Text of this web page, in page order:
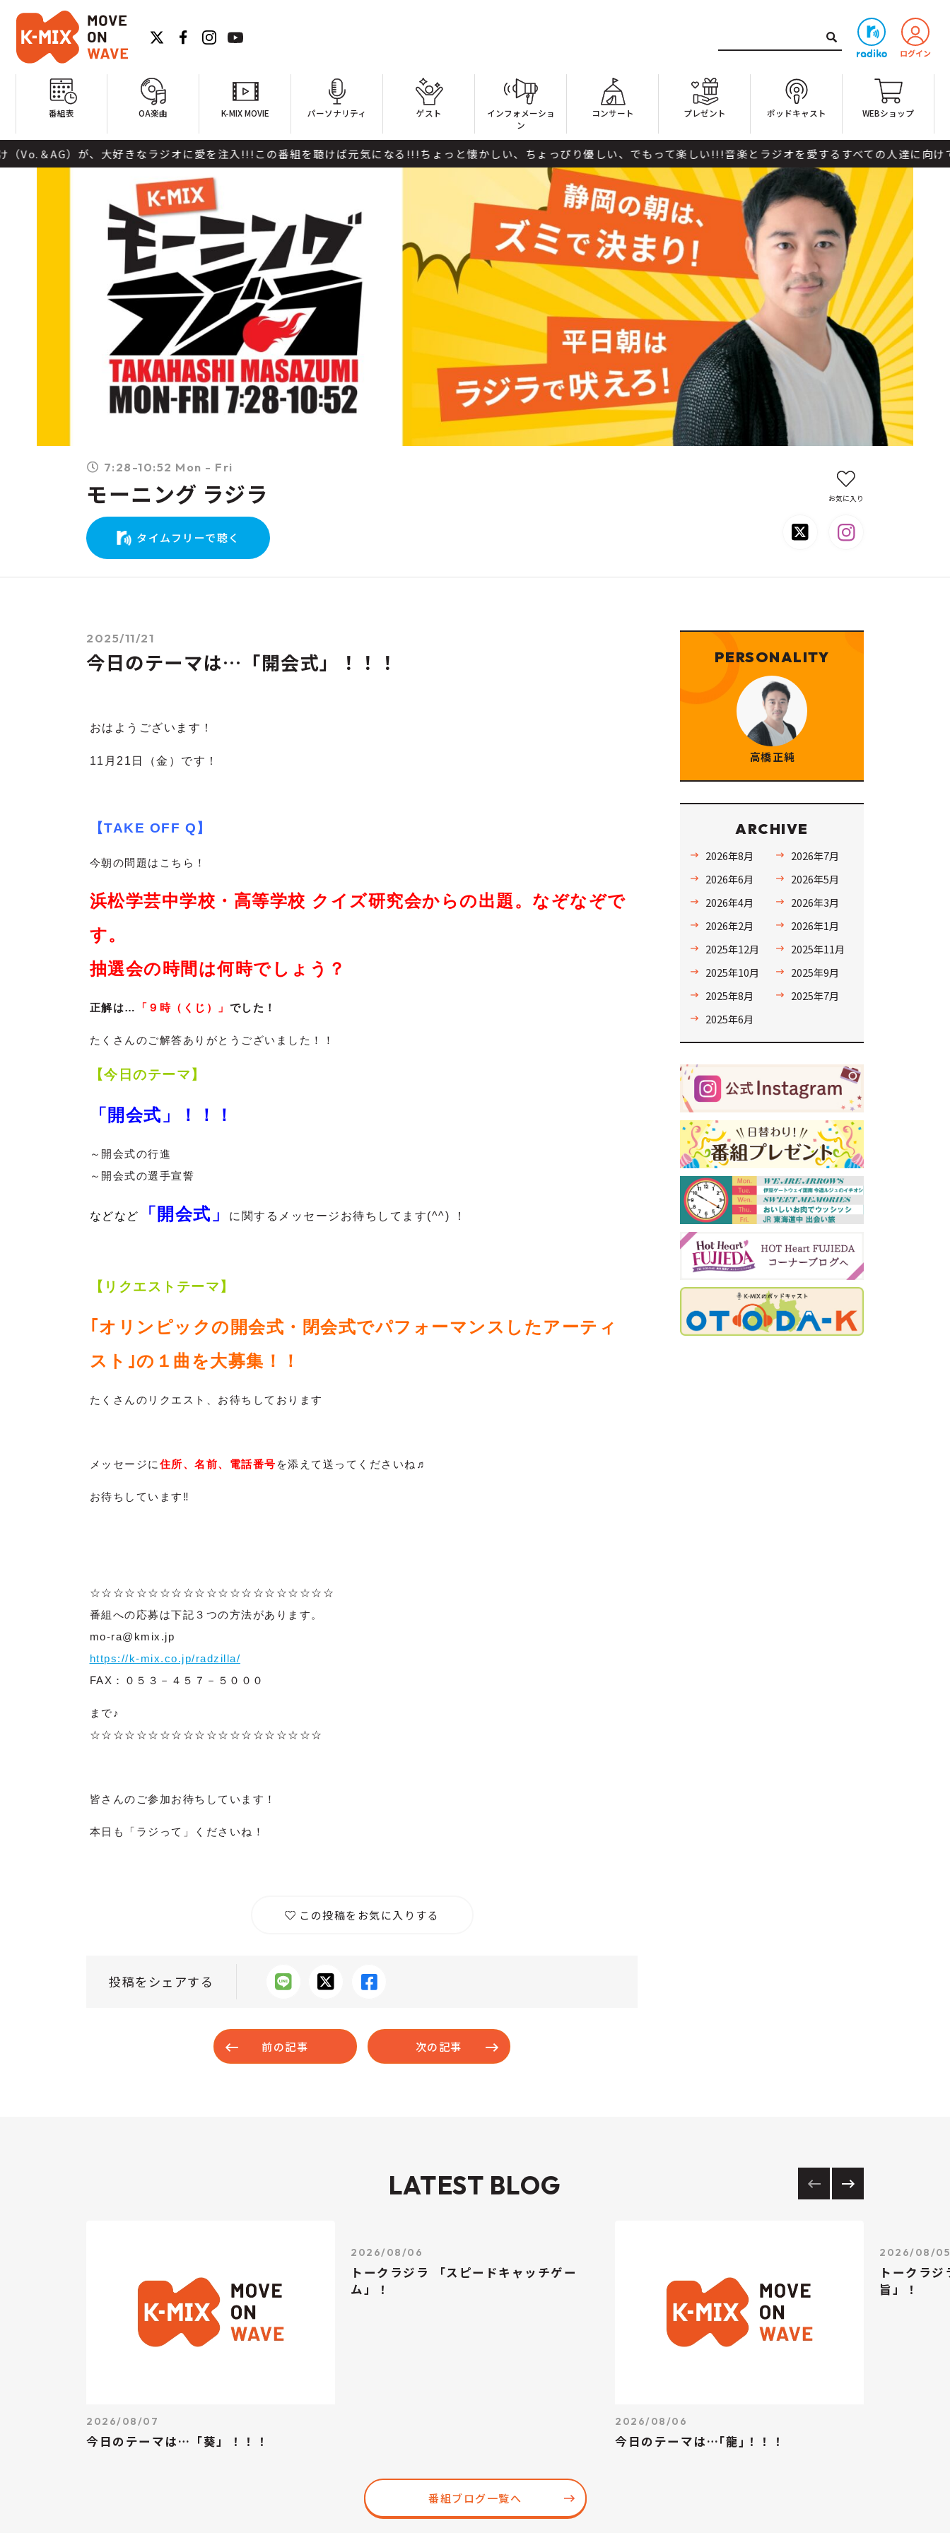
番組表 OA楽曲 K-MIX MOVIE パーソナリティ ゲスト
インフォメーショ
ン
コンサート プレゼント ポッドキャスト WEBショップ
大好きなラジオに愛を注入!!!この番組を聴けば元気になる!!!ちょっと懐かしい、ちょっぴり優しい、でもって楽しい!!!音楽とラジオを愛するすべての人達に向けてお届けして
7:28-10:52 Mon - Fri
モーニング ラジラ
タイムフリーで聴く
お気に入り
2025/11/21
今日のテーマは…「開会式」！！！
おはようございます！
11月21 日（金）です！
【TAKE OFF Q】
今朝の問題はこちら！
浜松学芸中学校・高等学校 クイズ研究会からの出題。なぞなぞで
す。
抽選会の時間は何時でしょう？
正解は… 「９時（くじ）」 でした！
たくさんのご解答ありがとうございました ！！
【今日のテーマ】
「開会式」！！！
～開会式の行進
～開会式の選手宣誓
などなど 「 開会式 」 に関するメッセージお待ちしてます(^^) ！
【リクエストテーマ】
｢オリンピックの開会式・閉会式でパフォーマンスしたアーティ
スト｣の１曲を大募集！！
たくさんのリクエスト、お待ちしております
メッセージに 住所、名前、電話番号 を添えて送ってくださいね♬
お待ちしています‼
☆☆☆☆☆☆☆☆☆☆☆☆☆☆☆☆☆☆☆☆☆
番組への応募は下記３つの方法があります。
mo-ra@kmix.jp
https://k-mix.co.jp/radzilla/
FAX：０５３－４５７－５０００
まで♪
☆☆☆☆☆☆☆☆☆☆☆☆☆☆☆☆☆☆☆☆
皆さんのご参加お待ちしています！
本日も「ラジって」くださいね！
この投稿をお気に入りする
投稿をシェアする
前の記事 次の記事
PERSONALITY
高橋 正純
ARCHIVE
2026年8月
2026年7月
2026年6月
2026年5月
2026年4月
2026年3月
2026年2月
2026年1月
2025年12月
2025年11月
2025年10月
2025年9月
2025年8月
2025年7月
2025年6月
LATEST BLOG
2026/08/07
今日のテーマは…「葵」！！！
2026/08/06
トークラジラ 「スピードキャッチゲー
ム」！
2026/08/06
今日のテーマは…｢龍｣！！！
2026/08/05
トークラ
旨」！
番組ブログ一覧へ